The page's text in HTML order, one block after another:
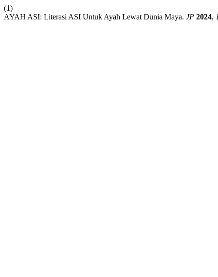
(1)
AYAH ASI: Literasi ASI Untuk Ayah Lewat Dunia Maya. JP 2024,